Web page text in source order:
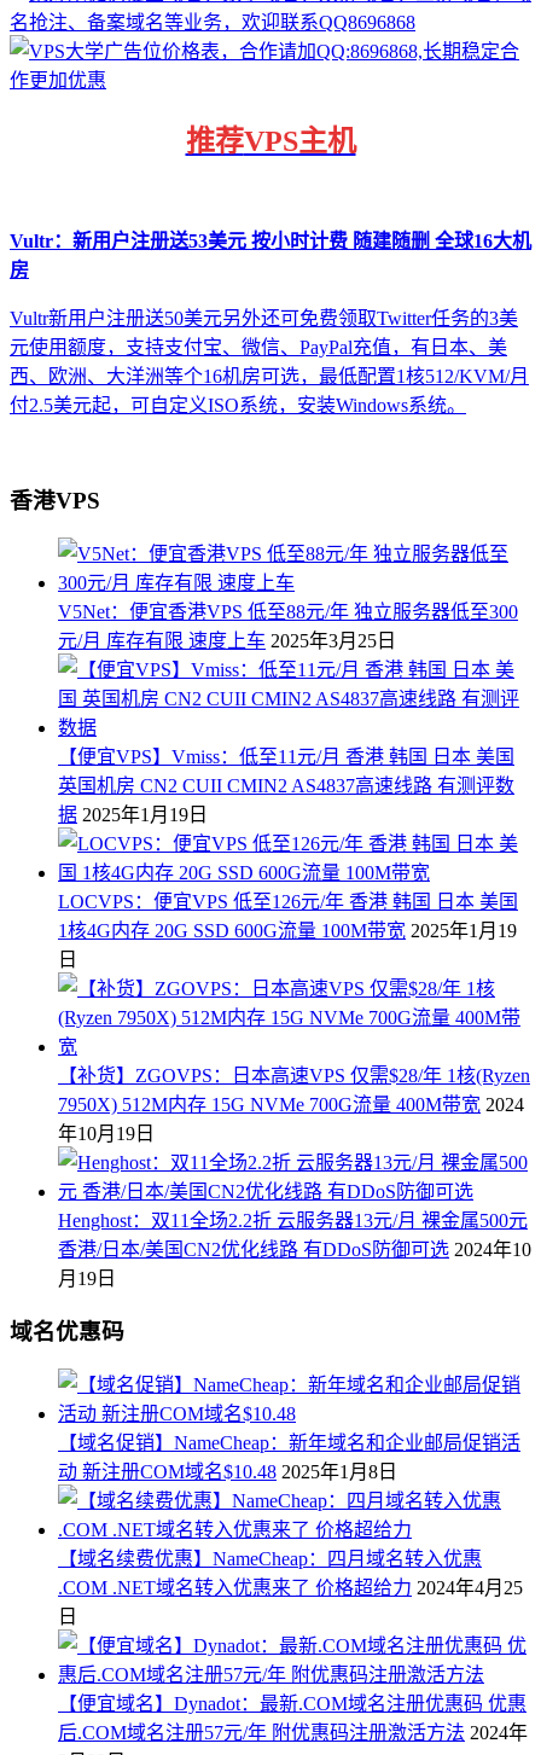
推荐VPS主机
Vultr：新用户注册送53美元 按小时计费 随建随删 全球16大机
房
Vultr新用户注册送50美元另外还可免费领取Twitter任务的3美
元使用额度，支持支付宝、微信、PayPal充值，有日本、美
西、欧洲、大洋洲等个16机房可选，最低配置1核512/KVM/月
付2.5美元起，可自定义ISO系统，安装Windows系统。
香港VPS
V5Net：便宜香港VPS 低至88元/年 独立服务器低至300
元/月 库存有限 速度上车 2025年3月25日
【便宜VPS】Vmiss：低至11元/月 香港 韩国 日本 美国
英国机房 CN2 CUII CMIN2 AS4837高速线路 有测评数
据 2025年1月19日
LOCVPS：便宜VPS 低至126元/年 香港 韩国 日本 美国
1核4G内存 20G SSD 600G流量 100M带宽 2025年1月19
日
【补货】ZGOVPS：日本高速VPS 仅需$28/年 1核(Ryzen
7950X) 512M内存 15G NVMe 700G流量 400M带宽 2024
年10月19日
Henghost：双11全场2.2折 云服务器13元/月 裸金属500元
香港/日本/美国CN2优化线路 有DDoS防御可选 2024年10
月19日
域名优惠码
【域名促销】NameCheap：新年域名和企业邮局促销活
动 新注册COM域名$10.48 2025年1月8日
【域名续费优惠】NameCheap：四月域名转入优惠
.COM .NET域名转入优惠来了 价格超给力 2024年4月25
日
【便宜域名】Dynadot：最新.COM域名注册优惠码 优惠
后.COM域名注册57元/年 附优惠码注册激活方法 2024年